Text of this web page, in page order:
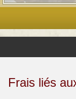
Frais liés